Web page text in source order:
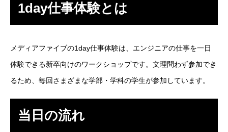
IT人材育成事業
その他の事業
業務を知る Works
ITエンジニア職
1day仕事体験とは
メディアファイブの1day仕事体験は、エンジニアの仕事を一日
体験できる新卒向けのワークショップです。文理問わず参加でき
るため、毎回さまざまな学部・学科の学生が参加しています。
当日の流れ